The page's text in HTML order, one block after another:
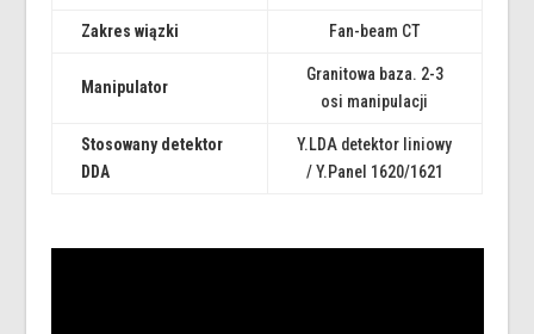
Zakres wiązki Fan-beam CT
Manipulator
Granitowa baza. 2-3
osi manipulacji
Stosowany detektor
DDA
Y.LDA detektor liniowy
/ Y.Panel 1620/1621